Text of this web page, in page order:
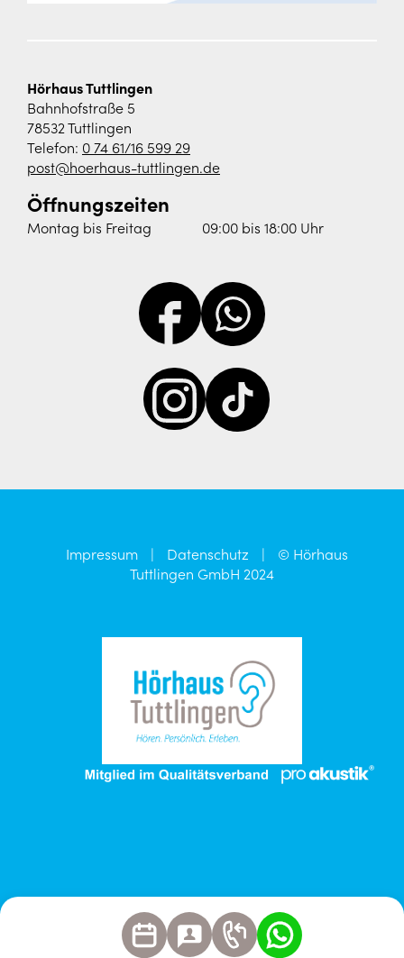
Hörhaus Tuttlingen
Bahnhofstraße 5
78532 Tuttlingen
Telefon: 0 74 61/16 599 29
post@hoerhaus-tuttlingen.de
Öffnungszeiten
Montag bis Freitag 09:00 bis 18:00 Uhr
Impressum | Datenschutz |
© Hörhaus
Tuttlingen GmbH 2024